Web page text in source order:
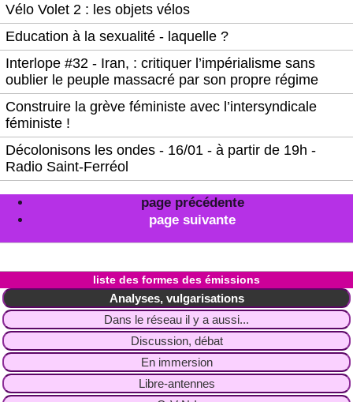
Vélo Volet 2 : les objets vélos
Education à la sexualité - laquelle ?
Interlope #32 - Iran, : critiquer l’impérialisme sans
oublier le peuple massacré par son propre régime
Construire la grève féministe avec l’intersyndicale
féministe !
Décolonisons les ondes - 16/01 - à partir de 19h -
Radio Saint-Ferréol
page précédente
page suivante
liste des formes des émissions
Analyses, vulgarisations
Dans le réseau il y a aussi...
Discussion, débat
En immersion
Libre-antennes